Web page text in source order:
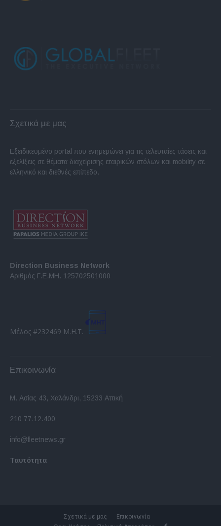
Σχετικά με μας
Εξειδικευμένο portal που ενημερώνει για τις τελευταίες τάσεις και
εξελίξεις σε θέματα διαχείρισης εταιρικών στόλων και mobility σε
ελληνικό και διεθνές επίπεδο.
Direction Business Network
Αριθμός Γ.Ε.ΜΗ. 125702501000
Μέλος #232469 Μ.Η.Τ.
Επικοινωνία
Μ. Ασίας 43, Χαλάνδρι, 15233 Αττική
210 77.12.400
info@fleetnews.gr
Ταυτότητα
Σχετικά με μας
Επικοινωνία